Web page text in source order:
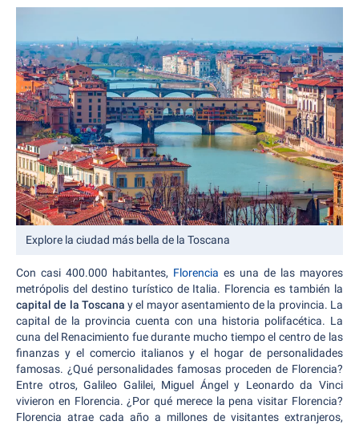
Explore la ciudad más bella de la Toscana
Con casi 400.000 habitantes, Florencia es una de las mayores
metrópolis del destino turístico de Italia. Florencia es también la
capital de la Toscana y el mayor asentamiento de la provincia. La
capital de la provincia cuenta con una historia polifacética. La
cuna del Renacimiento fue durante mucho tiempo el centro de las
finanzas y el comercio italianos y el hogar de personalidades
famosas. ¿Qué personalidades famosas proceden de Florencia?
Entre otros, Galileo Galilei, Miguel Ángel y Leonardo da Vinci
vivieron en Florencia. ¿Por qué merece la pena visitar Florencia?
Florencia atrae cada año a millones de visitantes extranjeros,